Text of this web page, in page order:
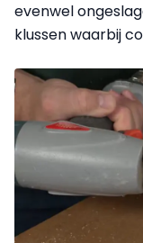
evenwel
klussen waarbij